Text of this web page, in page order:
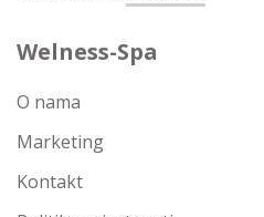
Welness-Spa
O nama
Marketing
Kontakt